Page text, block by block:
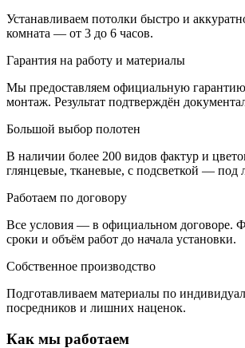
Устанавливаем потолки быстро и
комната — от 3 до 6 часов.
Гарантия на работу и материалы
Мы предоставляем официальную
монтаж. Результат подтверждён
Большой выбор полотен
В наличии более 200 видов фактур и
глянцевые, тканевые, с подсветкой — под
Работаем по договору
Все условия — в официальном договоре.
сроки и объём работ до начала установки.
Собственное производство
Подготавливаем материалы по
посредников и лишних наценок.
Как мы работаем